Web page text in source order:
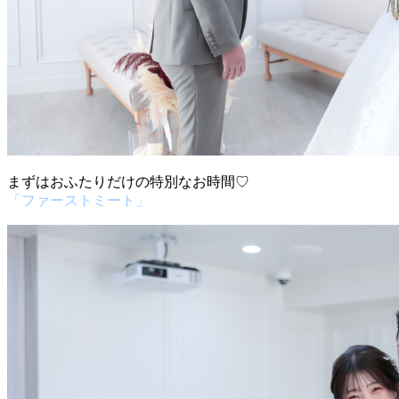
まずはおふたりだけの特別なお時間♡
「ファーストミート」